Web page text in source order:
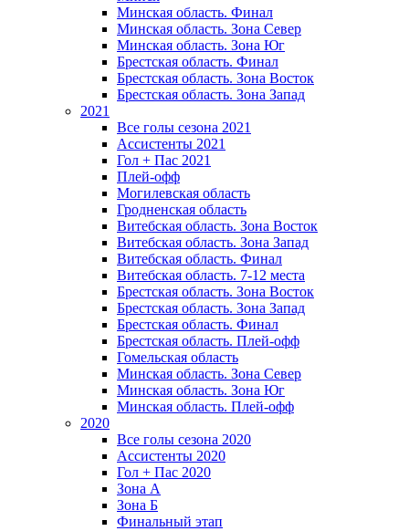
Mинская область. Финал
Минская область. Зона Север
Минская область. Зона Юг
Брестская область. Финал
Брестская область. Зона Восток
Брестская область. Зона Запад
2021
Все голы сезона 2021
Ассистенты 2021
Гол + Пас 2021
Плей-офф
Могилевская область
Гродненская область
Витебская область. Зона Восток
Витебская область. Зона Запад
Витебская область. Финал
Витебская область. 7-12 места
Брестская область. Зона Восток
Брестская область. Зона Запад
Брестская область. Финал
Брестская область. Плей-офф
Гомельская область
Минская область. Зона Север
Минская область. Зона Юг
Минская область. Плей-офф
2020
Все голы сезона 2020
Ассистенты 2020
Гол + Пас 2020
Зона А
Зона Б
Финальный этап